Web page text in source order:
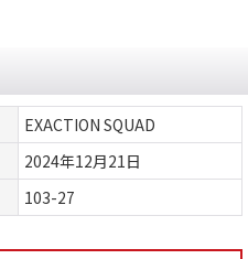
EXACTION SQUAD
2024年12月21日
103-27